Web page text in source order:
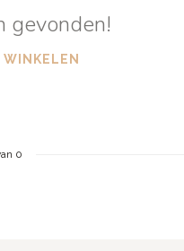
gevonden!
WINKELEN
0